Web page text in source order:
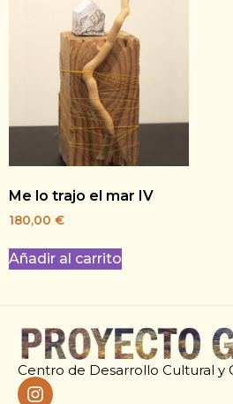
Me lo trajo el mar IV
180,00 €
Añadir al carrito
Centro de Desarrollo Cultural y